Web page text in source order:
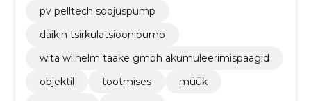
pv pelltech soojuspump
daikin tsirkulatsioonipump
wita wilhelm taake gmbh akumuleerimispaagid
objektil
tootmises
müük